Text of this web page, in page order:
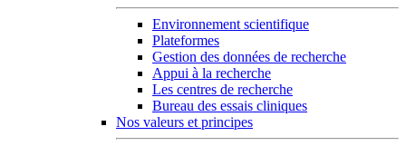
Environnement scientifique
Plateformes
Gestion des données de recherche
Appui à la recherche
Les centres de recherche
Bureau des essais cliniques
Nos valeurs et principes